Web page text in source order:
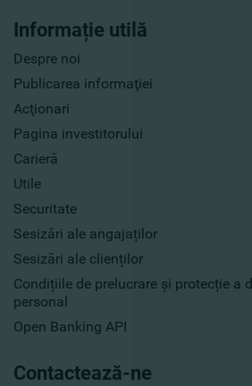
Informație utilă
Despre noi
Publicarea informaţiei
Acţionari
Pagina investitorului
Carieră
Utile
Securitate
Sesizări ale angajaților
Sesizări ale clienților
Condițiile de prelucrare și protecție a
personal
Open Banking API
Contactează-ne